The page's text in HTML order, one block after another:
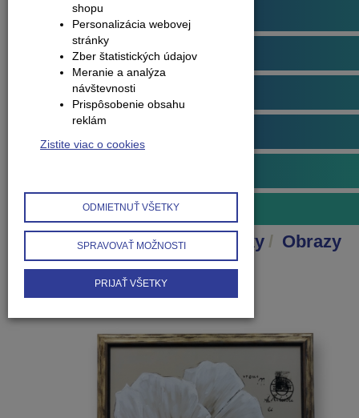
Obklady na stenu
Obvodové lišty (soklové)
Príslušenstvo k podlahám
Obrazy
Produkty Interiérové doplnky
Obrazy
Biely kvet
shopu
Personalizácia webovej
stránky
Zber štatistických údajov
Meranie a analýza
návštevnosti
Prispôsobenie obsahu
reklám
Zistite viac o cookies
ODMIETNUŤ VŠETKY
SPRAVOVAŤ MOŽNOSTI
PRIJAŤ VŠETKY